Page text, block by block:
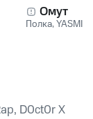
Омут
Полка,YASMI
D0ct0r X